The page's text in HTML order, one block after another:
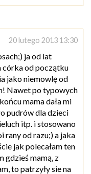
20 lutego 2013 13:30
ja od lat
córka od początku
jako niemowlę od
Nawet po typowych
mama dała mi
pudrów dla dzieci
itp. i stosowano
rany od razu;) a jaka
jak polecałam ten
gdzieś mamą, z
to patrzyły sie na